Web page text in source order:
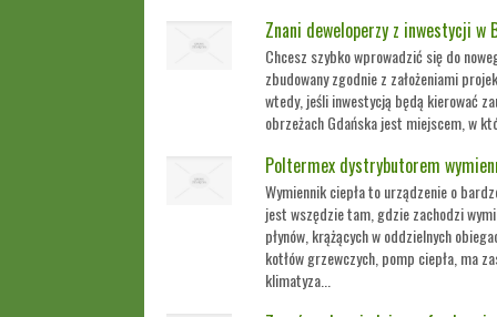
Znani deweloperzy z inwestycji w
Chcesz szybko wprowadzić się do
zbudowany zgodnie z założeniami
wtedy, jeśli inwestycją będą kierować
obrzeżach Gdańska jest miejscem, w
Poltermex dystrybutorem
Wymiennik ciepła to urządzenie o
jest wszędzie tam, gdzie zachodzi
płynów, krążących w oddzielnych
kotłów grzewczych, pomp ciepła, ma
klimatyza...